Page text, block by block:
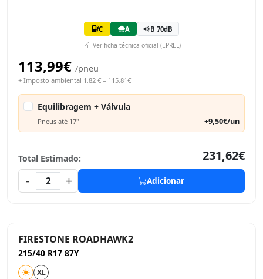
C A B 70dB
Ver ficha técnica oficial (EPREL)
113,99€ /pneu
+ Imposto ambiental 1,82 € = 115,81€
Equilibragem + Válvula
Pneus até 17" +9,50€/un
Total Estimado:
231,62€
-
2 + Adicionar
FIRESTONE ROADHAWK2
215/40 R17 87Y
XL